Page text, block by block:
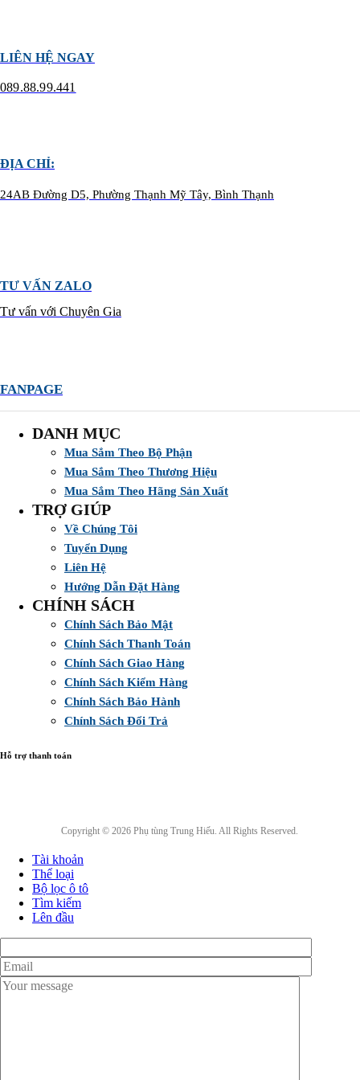
LIÊN HỆ NGAY
089.88.99.441
ĐỊA CHỈ:
24AB Đường D5, Phường Thạnh Mỹ Tây, Bình Thạnh
TƯ VẤN ZALO
Tư vấn với Chuyên Gia
FANPAGE
DANH MỤC
Mua Sắm Theo Bộ Phận
Mua Sắm Theo Thương Hiệu
Mua Sắm Theo Hãng Sản Xuất
TRỢ GIÚP
Về Chúng Tôi
Tuyển Dụng
Liên Hệ
Hướng Dẫn Đặt Hàng
CHÍNH SÁCH
Chính Sách Bảo Mật
Chính Sách Thanh Toán
Chính Sách Giao Hàng
Chính Sách Kiểm Hàng
Chính Sách Bảo Hành
Chính Sách Đổi Trả
Hỗ trợ thanh toán
Copyright © 2026 Phụ tùng Trung Hiếu. All Rights Reserved.
Tài khoản
Thể loại
Bộ lọc ô tô
Tìm kiếm
Lên đầu